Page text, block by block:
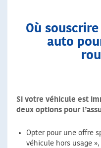
Où
auto
Si votre véhicule est
deux options pour
Opter pour une offre
véhicule hors usage